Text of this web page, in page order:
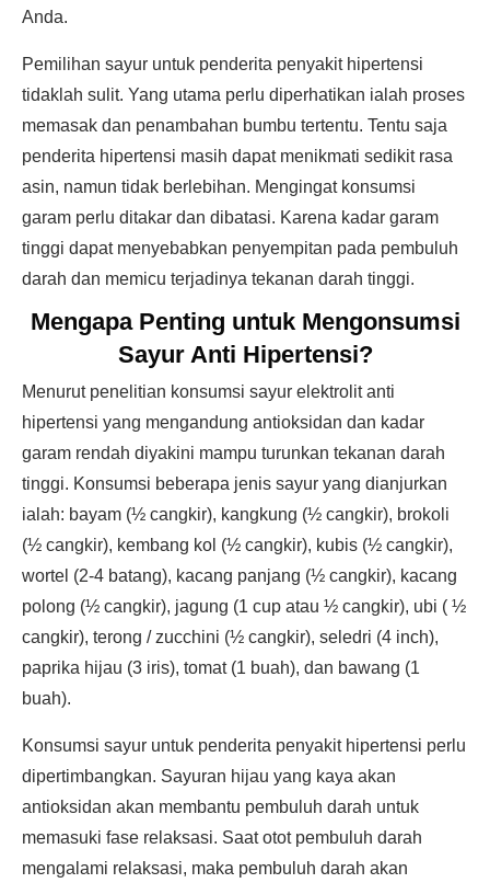
Anda.
Pemilihan sayur untuk penderita penyakit hipertensi
tidaklah sulit. Yang utama perlu diperhatikan ialah proses
memasak dan penambahan bumbu tertentu. Tentu saja
penderita hipertensi masih dapat menikmati sedikit rasa
asin, namun tidak berlebihan. Mengingat konsumsi
garam perlu ditakar dan dibatasi. Karena kadar garam
tinggi dapat menyebabkan penyempitan pada pembuluh
darah dan memicu terjadinya tekanan darah tinggi.
Mengapa Penting untuk Mengonsumsi
Sayur Anti Hipertensi?
Menurut penelitian konsumsi sayur elektrolit anti
hipertensi yang mengandung antioksidan dan kadar
garam rendah diyakini mampu turunkan tekanan darah
tinggi. Konsumsi beberapa jenis sayur yang dianjurkan
ialah: bayam (½ cangkir), kangkung (½ cangkir), brokoli
(½ cangkir), kembang kol (½ cangkir), kubis (½ cangkir),
wortel (2-4 batang), kacang panjang (½ cangkir), kacang
polong (½ cangkir), jagung (1 cup atau ½ cangkir), ubi ( ½
cangkir), terong / zucchini (½ cangkir), seledri (4 inch),
paprika hijau (3 iris), tomat (1 buah), dan bawang (1
buah).
Konsumsi sayur untuk penderita penyakit hipertensi perlu
dipertimbangkan. Sayuran hijau yang kaya akan
antioksidan akan membantu pembuluh darah untuk
memasuki fase relaksasi. Saat otot pembuluh darah
mengalami relaksasi, maka pembuluh darah akan